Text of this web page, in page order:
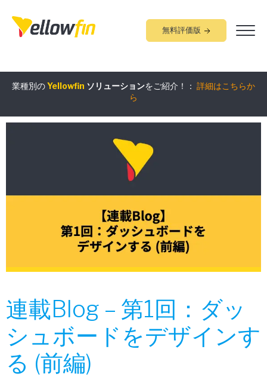
無料評価版
ソリューション
ら
連載Blog – 第1回：ダッ
シュボードをデザインす
る (前編)